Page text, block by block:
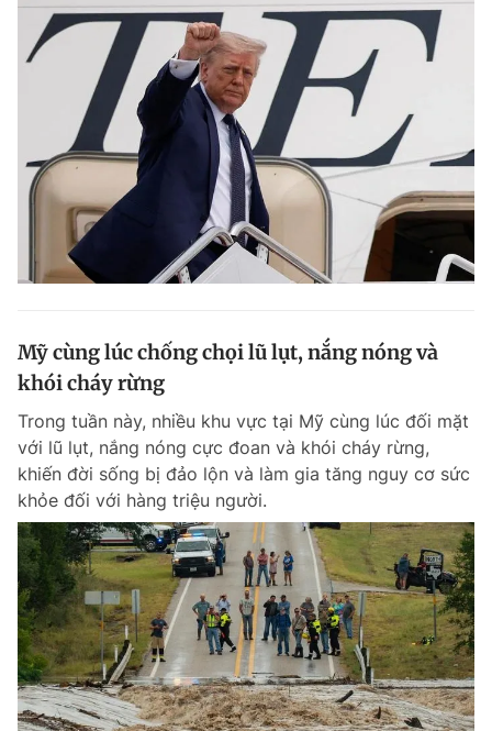
Mỹ cùng lúc chống chọi lũ lụt, nắng nóng và
khói cháy rừng
Trong tuần này, nhiều khu vực tại Mỹ cùng lúc đối mặt
với lũ lụt, nắng nóng cực đoan và khói cháy rừng,
khiến đời sống bị đảo lộn và làm gia tăng nguy cơ sức
khỏe đối với hàng triệu người.